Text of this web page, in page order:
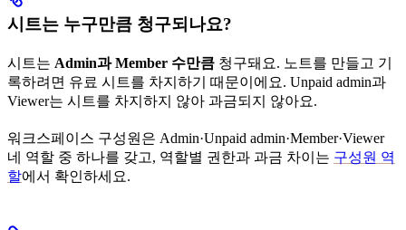
시트는 누구만큼 청구되나요?
시트는 Admin과 Member 수만큼 청구돼요. 노트를 만들고 기
록하려면 유료 시트를 차지하기 때문이에요. Unpaid admin과
Viewer는 시트를 차지하지 않아 과금되지 않아요.
워크스페이스 구성원은 Admin·Unpaid admin·Member·Viewer
네 역할 중 하나를 갖고, 역할별 권한과 과금 차이는 구성원 역
할에서 확인하세요.